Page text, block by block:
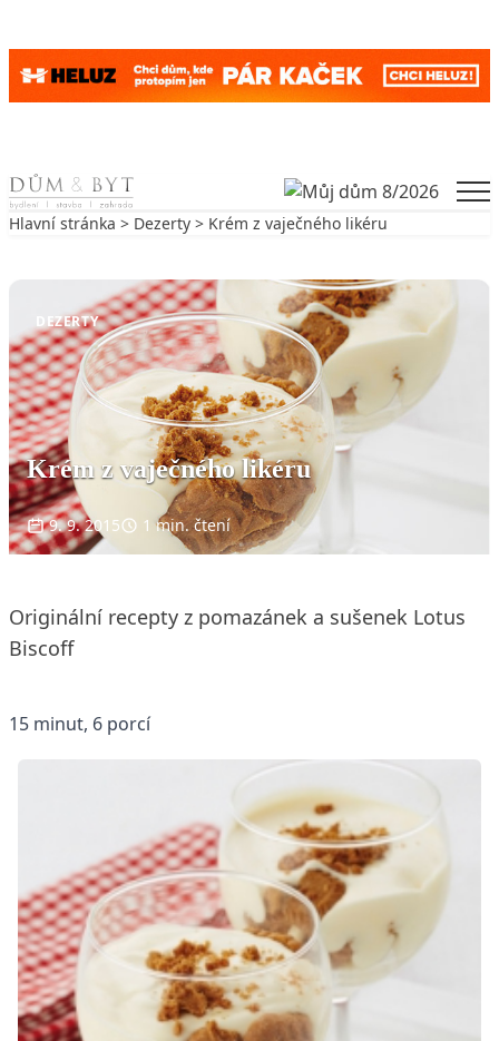
Skip to content
Hlavní stránka > Dezerty > Krém z vaječného likéru
DEZERTY
Krém z vaječného likéru
9. 9. 2015 1 min. čtení
Originální recepty z pomazánek a sušenek Lotus
Biscoff
15 minut, 6 porcí